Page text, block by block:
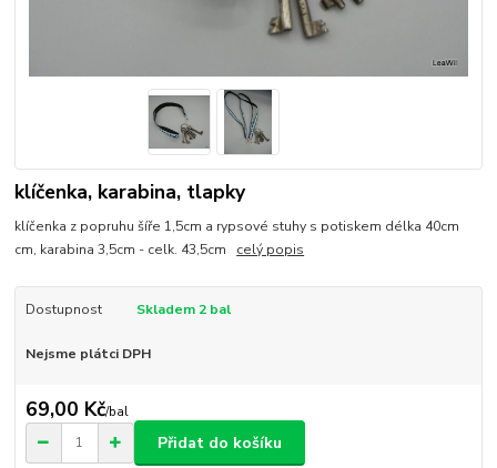
klíčenka, karabina, tlapky
klíčenka z popruhu šíře 1,5cm a rypsové stuhy s potiskem délka 40cm
cm, karabina 3,5cm - celk. 43,5cm celý popis
Dostupnost Skladem 2 bal
Nejsme plátci DPH
69,00 Kč/bal
Přidat do košíku